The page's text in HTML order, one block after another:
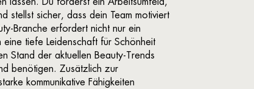
stellst sicher, dass dein Team motiviert
Branche erfordert nicht nur ein
tiefe Leidenschaft für Schönheit
Stand der aktuellen Beauty-Trends
benötigen. Zusätzlich zur
kommunikative Fähigkeiten